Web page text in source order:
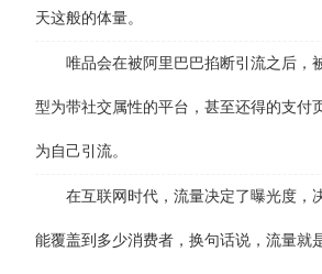
天这般的体量。
唯品会在被阿里巴巴掐断引流之后，
型为带社交属性的平台，甚至还得的支付
为自己引流。
在互联网时代，流量决定了曝光度，
能覆盖到多少消费者，换句话说，流量就